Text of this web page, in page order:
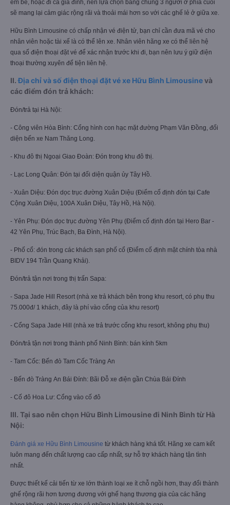
em bé, hoặc đi cả gia đình, nên lựa chọn băng chung 3 người ở phía cuối
sẽ mang lại cảm giác rộng rãi và thoải mái hơn so với các ghế lẻ ở giữa xe.
Hữu Bình Limousine có chấp nhận vé điện tử, bạn chỉ cần đưa mã vé cho
nhân viên hoặc tài xế là có thể lên xe. Nhân viên hãng xe có thể liên hệ
qua số điện thoại đặt vé để xác nhận trước khi đi, bạn nên lưu ý giữ điện
thoại thường xuyên để tiện liên hệ.
II.Địa chỉ và số điện thoại đặt vé xe Hữu Bình Limousinevà
các điểm đón trả khách:
Đón/trả tại Hà Nội:
- Công viên Hòa Bình: Cổng hình con hạc mặt đường Phạm Văn Đồng, đối
diện bến xe Nam Thăng Long.
- Khu đô thị Ngoại Giao Đoàn: Đón trong khu đô thị.
- Lạc Long Quân: Đón tại đối diện quận ủy Tây Hồ.
- Xuân Diệu: Đón dọc trục đường Xuân Diệu (Điểm cố định đón tại Cafe
Cộng Xuân Diệu, 100A Xuân Diệu, Tây Hồ, Hà Nội).
- Yên Phụ: Đón dọc trục đường Yên Phụ (Điểm cố định đón tại Hero Bar -
42 Yên Phụ, Trúc Bạch, Ba Đình, Hà Nội).
- Phố cổ: đón trong các khách sạn phố cổ (Điểm cố định mặt chính tòa nhà
BIDV 194 Trần Quang Khải).
Đón/trả tận nơi trong thị trấn Sapa:
- Sapa Jade Hill Resort (nhà xe trả khách bên trong khu resort, có phụ thu
75.000đ/ 1 khách, đây là phí vào cổng của khu resort)
- Cổng Sapa Jade Hill (nhà xe trả trước cổng khu resort, không phụ thu)
Đón/trả tận nơi trong thành phố Ninh Bình: bán kính 5km
- Tam Cốc: Bến đò Tam Cốc Tràng An
- Bến đò Tràng An Bái Đính: Bãi Đỗ xe điện gần Chùa Bái Đính
- Cố đô Hoa Lư: Cổng vào cố đô
III. Tại sao nên chọn Hữu Bình Limousine đi Ninh Bình từ Hà
Nội:
Đánh giá xe Hữu Bình Limousine từ khách hàng khá tốt. Hãng xe cam kết
luôn mang đến chất lượng cao cấp nhất, sự hỗ trợ khách hàng tận tình
nhất.
Được thiết kế cải tiến từ xe lớn thành loại xe ít chỗ ngồi hơn, thay đổi thành
ghế rộng rãi hơn tương đương với ghế hạng thương gia của các hãng